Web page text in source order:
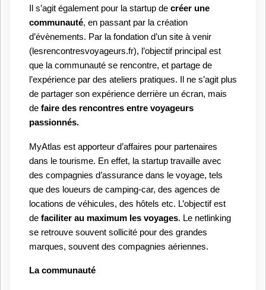
Il s’agit également pour la startup de créer une
communauté, en passant par la création
d’évènements. Par la fondation d’un site à venir
(lesrencontresvoyageurs.fr), l’objectif principal est
que la communauté se rencontre, et partage de
l’expérience par des ateliers pratiques. Il ne s’agit plus
de partager son expérience derrière un écran, mais
de faire des rencontres entre voyageurs
passionnés.
MyAtlas est apporteur d’affaires pour partenaires
dans le tourisme. En effet, la startup travaille avec
des compagnies d’assurance dans le voyage, tels
que des loueurs de camping-car, des agences de
locations de véhicules, des hôtels etc. L’objectif est
de faciliter au maximum les voyages. Le netlinking
se retrouve souvent sollicité pour des grandes
marques, souvent des compagnies aériennes.
La communauté